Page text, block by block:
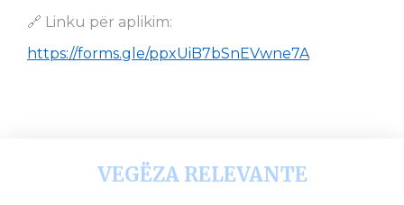
🔗 Linku për aplikim:
https://forms.gle/ppxUiB7bSnEVwne7A
VEGËZA RELEVANTE